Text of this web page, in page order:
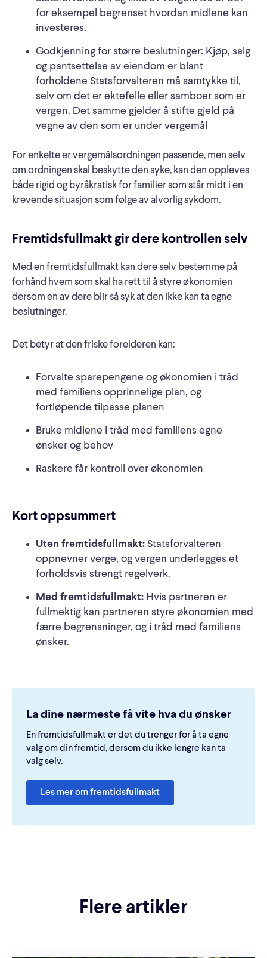
for eksempel begrenset hvordan midlene kan
investeres.
Godkjenning for større beslutninger: Kjøp, salg
og pantsettelse av eiendom er blant
forholdene Statsforvalteren må samtykke til,
selv om det er ektefelle eller samboer som er
vergen. Det samme gjelder å stifte gjeld på
vegne av den som er under vergemål
For enkelte er vergemålsordningen passende, men selv
om ordningen skal beskytte den syke, kan den oppleves
både rigid og byråkratisk for familier som står midt i en
krevende situasjon som følge av alvorlig sykdom.
Fremtidsfullmakt gir dere kontrollen selv
Med en fremtidsfullmakt kan dere selv bestemme på
forhånd hvem som skal ha rett til å styre økonomien
dersom en av dere blir så syk at den ikke kan ta egne
beslutninger.
Det betyr at den friske forelderen kan:
Forvalte sparepengene og økonomien i tråd
med familiens opprinnelige plan, og
fortløpende tilpasse planen
Bruke midlene i tråd med familiens egne
ønsker og behov
Raskere får kontroll over økonomien
Kort oppsummert
Uten fremtidsfullmakt: Statsforvalteren
oppnevner verge, og vergen underlegges et
forholdsvis strengt regelverk.
Med fremtidsfullmakt: Hvis partneren er
fullmektig kan partneren styre økonomien med
færre begrensninger, og i tråd med familiens
ønsker.
La dine nærmeste få vite hva du ønsker
En fremtidsfullmakt er det du trenger for å ta egne
valg om din fremtid, dersom du ikke lengre kan ta
valg selv.
Les mer om fremtidsfullmakt
Flere artikler